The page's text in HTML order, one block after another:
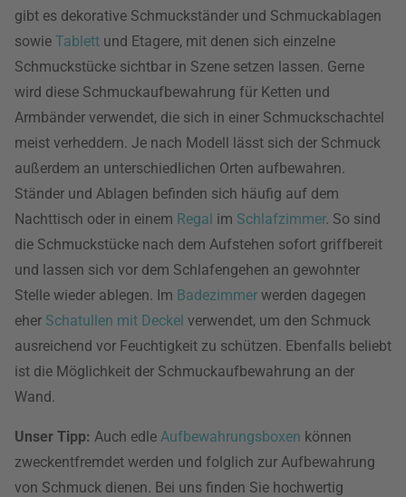
gibt es dekorative Schmuckständer und Schmuckablagen
sowie Tablett und Etagere, mit denen sich einzelne
Schmuckstücke sichtbar in Szene setzen lassen. Gerne
wird diese Schmuckaufbewahrung für Ketten und
Armbänder verwendet, die sich in einer Schmuckschachtel
meist verheddern. Je nach Modell lässt sich der Schmuck
außerdem an unterschiedlichen Orten aufbewahren.
Ständer und Ablagen befinden sich häufig auf dem
Nachttisch oder in einem Regal im Schlafzimmer. So sind
die Schmuckstücke nach dem Aufstehen sofort griffbereit
und lassen sich vor dem Schlafengehen an gewohnter
Stelle wieder ablegen. Im Badezimmer werden dagegen
eher Schatullen mit Deckel verwendet, um den Schmuck
ausreichend vor Feuchtigkeit zu schützen. Ebenfalls beliebt
ist die Möglichkeit der Schmuckaufbewahrung an der
Wand.
Unser Tipp: Auch edle Aufbewahrungsboxen können
zweckentfremdet werden und folglich zur Aufbewahrung
von Schmuck dienen. Bei uns finden Sie hochwertig